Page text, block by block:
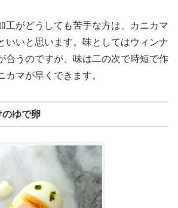
工がどうしても苦手な方は、カニカマ
いいと思います。味としてはウィンナ
合うのですが、味は二の次で時短で作
カマが早くできます。
のゆで卵